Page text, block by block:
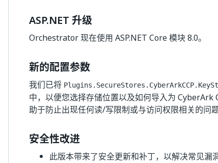
ASP.NET 升级
Orchestrator 现在使用 ASP.NET Core 模块 8.0。
新的配置参数
我们已将
中，以便您选择存储位置以及如何导入为 CyberArk
助于防止出现任何读/写限制或与访问权限相关的问题
安全性改进
此版本带来了安全更新和补丁，以解决常见漏